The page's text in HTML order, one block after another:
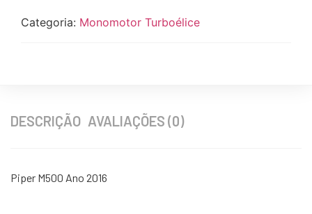
Categoria: Monomotor Turboélice
DESCRIÇÃO AVALIAÇÕES (0)
Piper M500 Ano 2016